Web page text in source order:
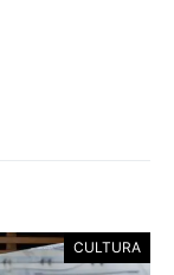
CULTURA